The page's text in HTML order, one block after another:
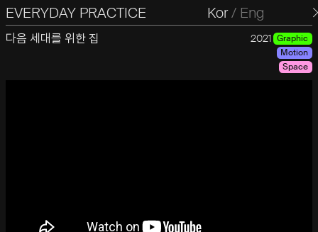
EVERYDAY PRACTICE
일상의실천 Kor/ Eng
다음 세대를 위한 집 2021 Graphic
Motion
Space